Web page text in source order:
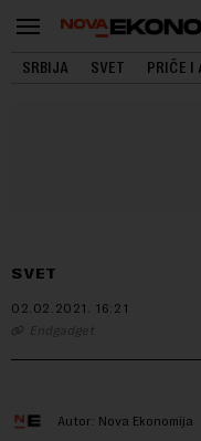
SRBIJA SVET PRIČE I
SVET
02.02.2021. 16:21
Endgadget
Autor: Nova Ekonomija